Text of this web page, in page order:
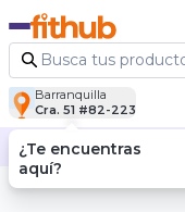
Barranquilla
Cra. 51 #82-223
Descubre nuestras
¿Te encuentras
aquí?